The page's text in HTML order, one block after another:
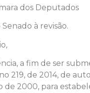
dos Deputados
à revisão.
a fim de ser
219, de 2014, de
de 2000, para